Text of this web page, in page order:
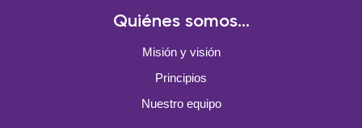
Quiénes somos...
Misión y visión
Principios
Nuestro equipo